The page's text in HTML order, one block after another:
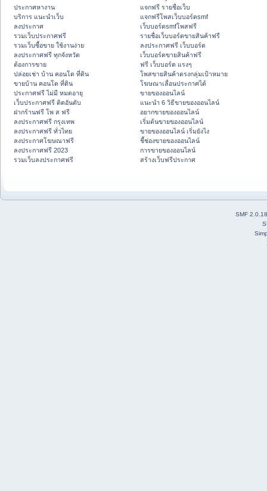
ประกาศหางาน
บริการ แนะนำเว็บ
ลงประกาศ
รวมเว็บประกาศฟรี
รวมเว็บซื้อขาย ใช้งานง่าย
ลงประกาศฟรี ทุกจังหวัด
ต้องการขาย
ปล่อยเช่า บ้าน คอนโด ที่ดิน
ขายบ้าน คอนโด ที่ดิน
ประกาศฟรี ไม่มี หมดอายุ
เว็บประกาศฟรี ติดอันดับ
ฝากร้านฟรี โพ ส ฟรี
ลงประกาศฟรี กรุงเทพ
ลงประกาศฟรี ทั่วไทย
ลงประกาศโฆษณาฟรี
ลงประกาศฟรี 2023
รวมเว็บลงประกาศฟรี
แจกฟรี รายชื่อเว็บ
แจกฟรีโพสเว็บบอร์ดsmf
เว็บบอร์ดsmfโพสฟรี
รายชื่อเว็บบอร์ดขายสินค้าฟรี
ลงประกาศฟรี เว็บบอร์ด
เว็บบอร์ดขายสินค้าฟรี
ฟรี เว็บบอร์ด แรงๆ
โพสขายสินค้าตรงกลุ่มเป้าหมาย
โฆษณาเลื่อนประกาศได้
ขายของออนไลน์
แนะนำ 6 วิธีขายของออนไลน์
อยากขายของออนไลน์
เริ่มต้นขายของออนไลน์
ขายของออนไลน์ เริ่มยังไง
ชี้ช่องขายของออนไลน์
การขายของออนไลน์
สร้างเว็บฟรีประกาศ
SMF 2.0.18